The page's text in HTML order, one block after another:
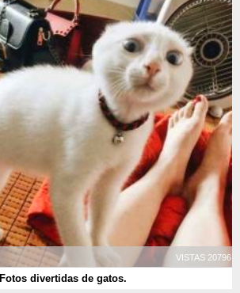
20796 VISTAS
Fotos divertidas de gatos.